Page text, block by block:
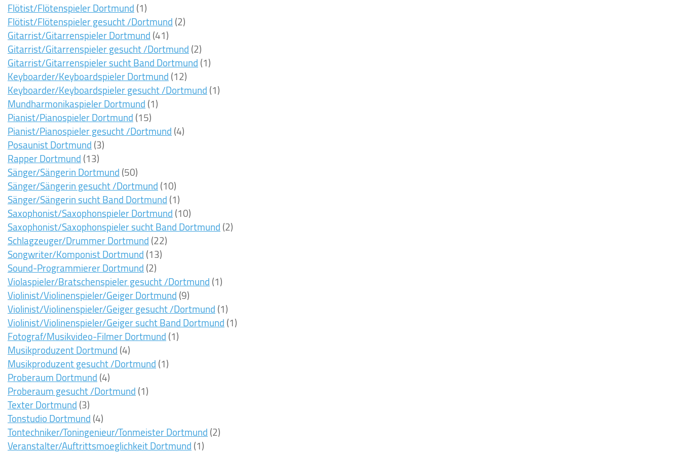
Flötist/Flötenspieler Dortmund(1)
Flötist/Flötenspieler gesucht /Dortmund(2)
Gitarrist/Gitarrenspieler Dortmund(41)
Gitarrist/Gitarrenspieler gesucht /Dortmund(2)
Gitarrist/Gitarrenspieler sucht Band Dortmund(1)
Keyboarder/Keyboardspieler Dortmund(12)
Keyboarder/Keyboardspieler gesucht /Dortmund(1)
Mundharmonikaspieler Dortmund(1)
Pianist/Pianospieler Dortmund(15)
Pianist/Pianospieler gesucht /Dortmund(4)
Posaunist Dortmund(3)
Rapper Dortmund(13)
Sänger/Sängerin Dortmund(50)
Sänger/Sängerin gesucht /Dortmund(10)
Sänger/Sängerin sucht Band Dortmund(1)
Saxophonist/Saxophonspieler Dortmund(10)
Saxophonist/Saxophonspieler sucht Band Dortmund(2)
Schlagzeuger/Drummer Dortmund(22)
Songwriter/Komponist Dortmund(13)
Sound-Programmierer Dortmund(2)
Violaspieler/Bratschenspieler gesucht /Dortmund(1)
Violinist/Violinenspieler/Geiger Dortmund(9)
Violinist/Violinenspieler/Geiger gesucht /Dortmund(1)
Violinist/Violinenspieler/Geiger sucht Band Dortmund(1)
Fotograf/Musikvideo-Filmer Dortmund(1)
Musikproduzent Dortmund(4)
Musikproduzent gesucht /Dortmund(1)
Proberaum Dortmund(4)
Proberaum gesucht /Dortmund(1)
Texter Dortmund(3)
Tonstudio Dortmund(4)
Tontechniker/Toningenieur/Tonmeister Dortmund(2)
Veranstalter/Auftrittsmoeglichkeit Dortmund(1)